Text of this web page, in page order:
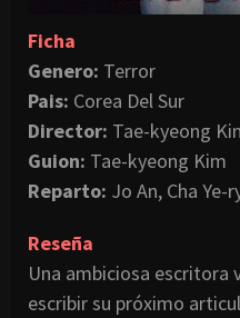
Ficha
Genero: Terror
Pais: Corea Del Sur
Director: Tae-kyeong
Guion: Tae-kyeong Kim
Reparto: Jo An, Cha Ye-
Reseña
Una ambiciosa escritora
escribir su próximo